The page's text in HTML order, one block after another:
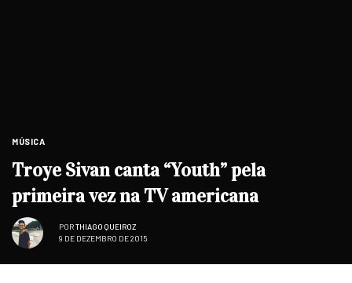
MÚSICA
Troye Sivan canta “Youth” pela
primeira vez na TV americana
PORTHIAGO QUEIROZ
9 DE DEZEMBRO DE 2015